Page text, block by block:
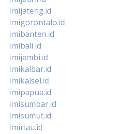
imijateng.id
imigorontalo.id
imibanten.id
imibali.id
imijambi.id
imikalbar.id
imikalsel.id
imipapua.id
imisumbar.id
imisumut.id
imiriau.id